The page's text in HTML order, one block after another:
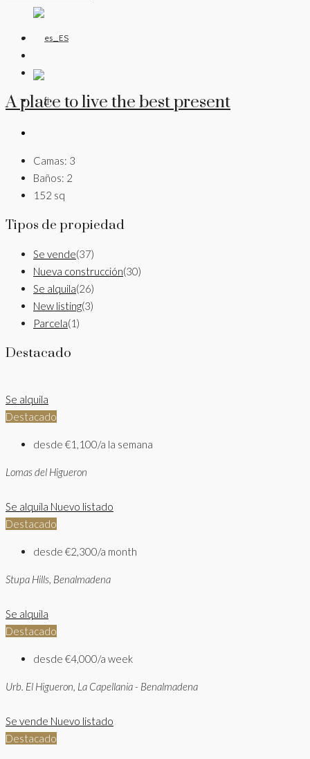
A place to live the best present
Camas: 3
Baños: 2
152 sq
Tipos de propiedad
Se vende(37)
Nueva construcción(30)
Se alquila(26)
New listing(3)
Parcela(1)
Destacado
Se alquila
Destacado
desde €1,100/a la semana
Lomas del Higueron
Se alquila Nuevo listado
Destacado
desde €2,300/a month
Stupa Hills, Benalmadena
Se alquila
Destacado
desde €4,000/a week
Urb. El Higueron, La Capellania - Benalmadena
Se vende Nuevo listado
Destacado